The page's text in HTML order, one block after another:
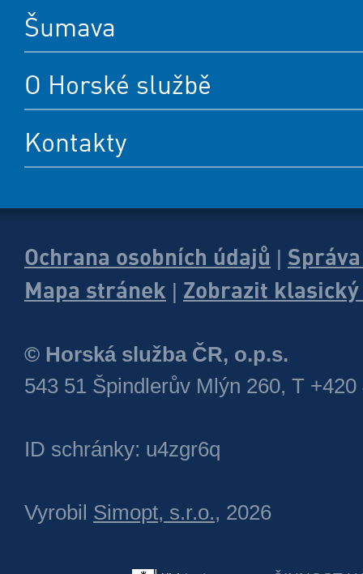
Šumava
O Horské službě
Kontakty
Ochrana osobních údajů
Mapa stránek
Zobrazit
© Horská služba ČR, o.p.s.
543 51 Špindlerův Mlýn 260, T +420
ID schránky: u4zgr6q
Vyrobil Simopt, s.r.o., 2026